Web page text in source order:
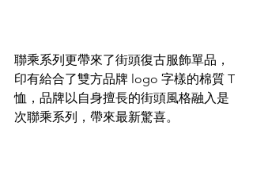
聯乘系列更帶來了街頭復古服飾單品，
印有給合了雙方品牌 logo 字樣的棉質 T
恤，品牌以自身擅長的街頭風格融入是
次聯乘系列，帶來最新驚喜。